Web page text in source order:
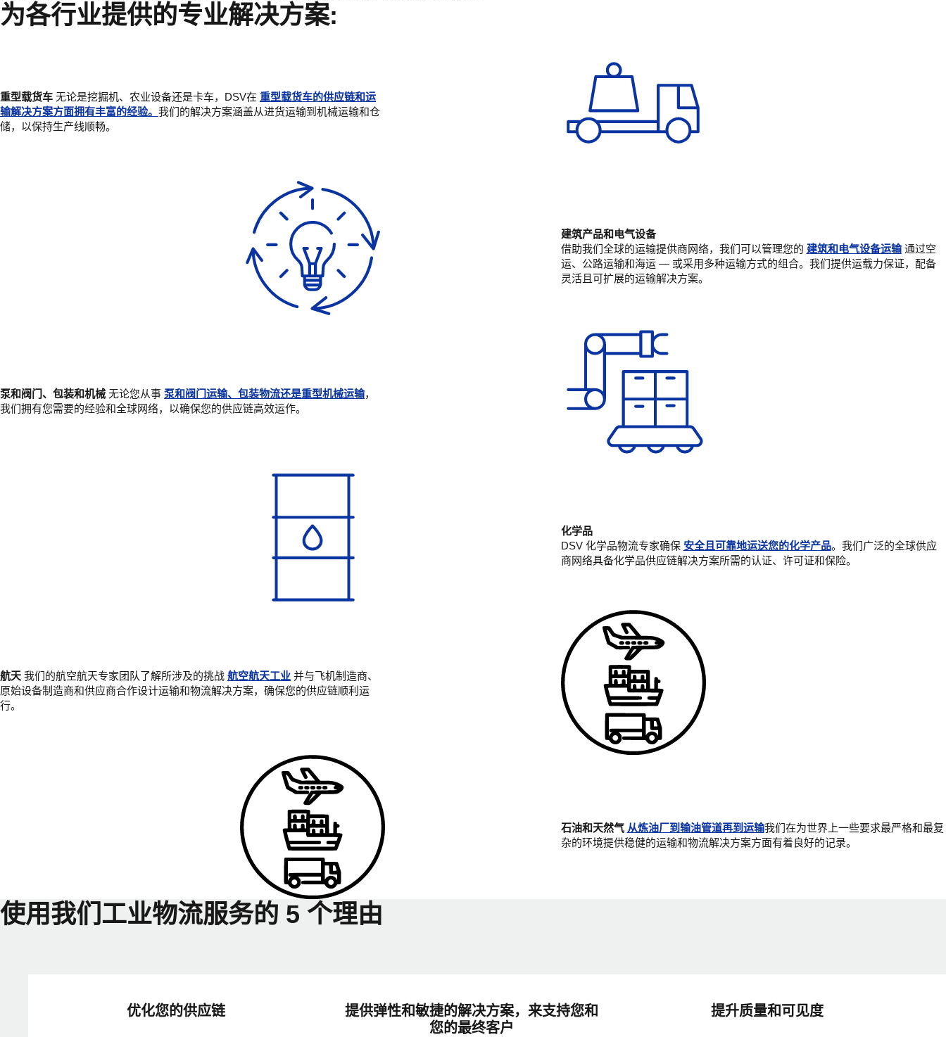
为各行业提供的专业解决方案:
重型载货车 无论是挖掘机、农业设备还是卡车，DSV在 重型载货车的供应链和运
输解决方案方面拥有丰富的经验。 我们的解决方案涵盖从进货运输到机械运输和仓
储，以保持生产线顺畅。
建筑产品和电气设备
借助我们全球的运输提供商网络，我们可以管理您的 建筑和电气设备运输通过空
运、公路运输和海运 — 或采用多种运输方式的组合。我们提供运载力保证，配备
灵活且可扩展的运输解决方案。
泵和阀门、包装和机械 无论您从事 泵和阀门运输、包装物流还是重型机械运输，
我们拥有您需要的经验和全球网络，以确保您的供应链高效运作。
化学品
DSV 化学品物流专家确保 安全且可靠地运送您的化学产品。我们广泛的全球供应
商网络具备化学品供应链解决方案所需的认证、许可证和保险。
航天 我们的航空航天专家团队了解所涉及的挑战 航空航天工业 并与飞机制造商、
原始设备制造商和供应商合作设计运输和物流解决方案，确保您的供应链顺利运
行。
石油和天然气 从炼油厂到输油管道再到运输我们在为世界上一些要求最严格和最复
杂的环境提供稳健的运输和物流解决方案方面有着良好的记录。
使用我们工业物流服务的 5 个理由
优化您的供应链
提供弹性和敏捷的解决方案，来支持您和
您的最终客户
提升质量和可见度